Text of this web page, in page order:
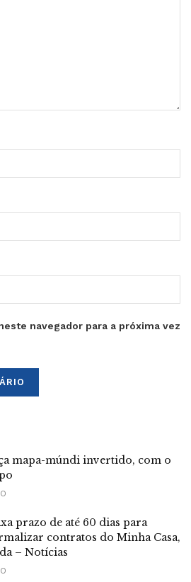
navegador para a próxima vez
mapa-múndi invertido, com o
prazo de até 60 dias para
contratos do Minha Casa,
– Notícias